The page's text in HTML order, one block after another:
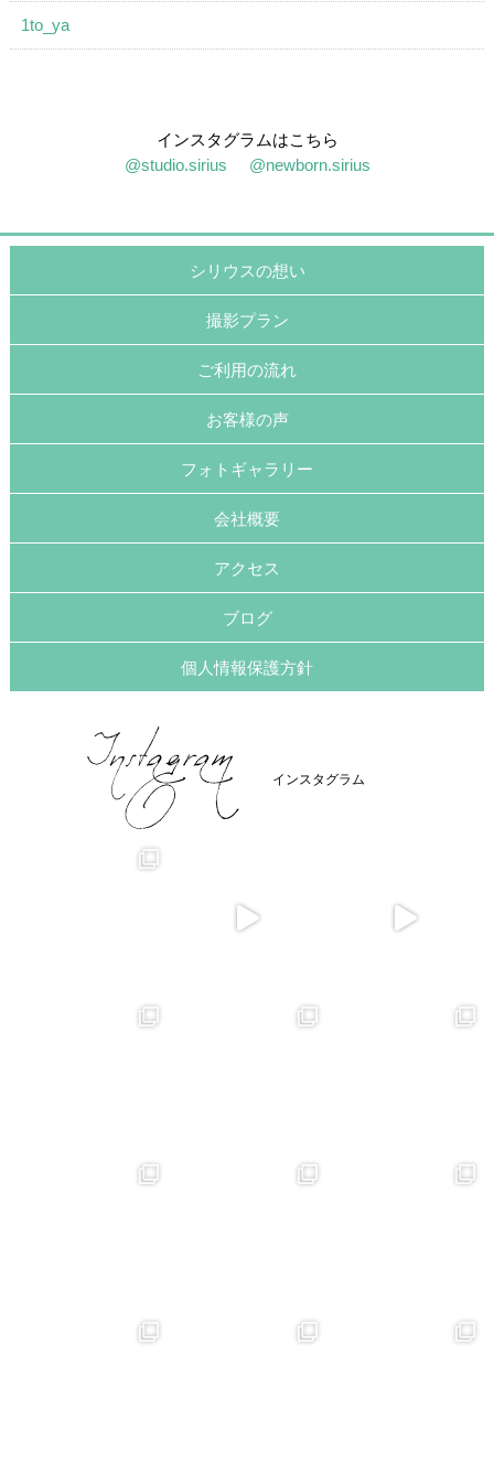
1to_ya
インスタグラムはこちら
@studio.sirius
@newborn.sirius
シリウスの想い
撮影プラン
ご利用の流れ
お客様の声
フォトギャラリー
会社概要
アクセス
ブログ
個人情報保護方針
インスタグラム